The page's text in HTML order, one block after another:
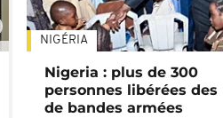
NIGÉRIA
Nigeria : plus de 300
personnes libérées des
de bandes armées